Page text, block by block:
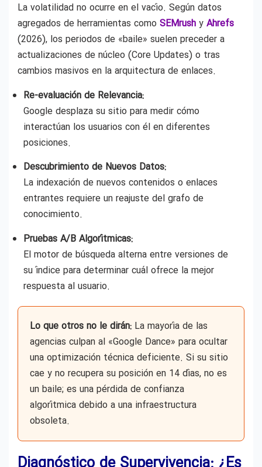
La volatilidad no ocurre en el vacío. Según datos
agregados de herramientas como SEMrush y Ahrefs
(2026), los periodos de «baile» suelen preceder a
actualizaciones de núcleo (Core Updates) o tras
cambios masivos en la arquitectura de enlaces.
Re-evaluación de Relevancia:
Google desplaza su sitio para medir cómo
interactúan los usuarios con él en diferentes
posiciones.
Descubrimiento de Nuevos Datos:
La indexación de nuevos contenidos o enlaces
entrantes requiere un reajuste del grafo de
conocimiento.
Pruebas A/B Algorítmicas:
El motor de búsqueda alterna entre versiones de
su índice para determinar cuál ofrece la mejor
respuesta al usuario.
Lo que otros no le dirán: La mayoría de las
agencias culpan al «Google Dance» para ocultar
una optimización técnica deficiente. Si su sitio
cae y no recupera su posición en 14 días, no es
un baile; es una pérdida de confianza
algorítmica debido a una infraestructura
obsoleta.